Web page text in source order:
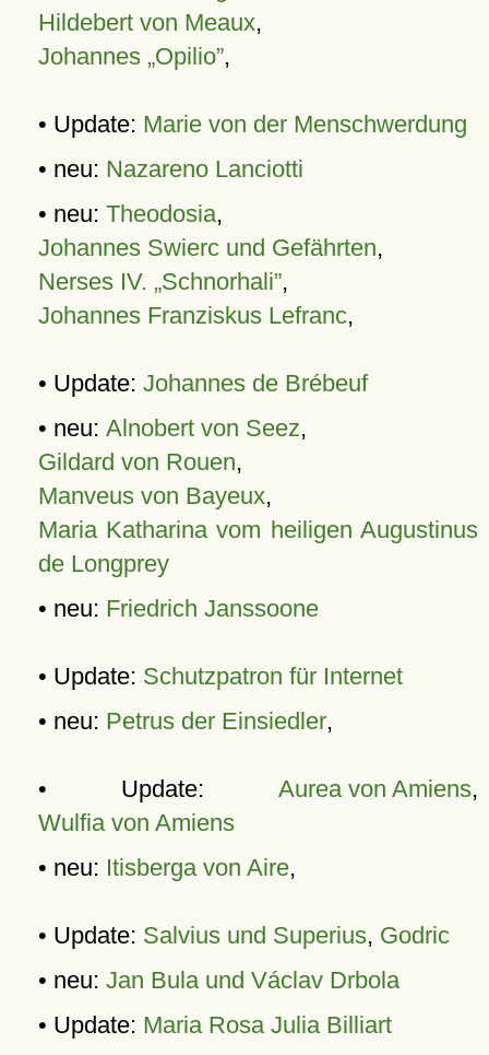
Hildebert von Meaux,
Johannes „Opilio”,
• Update: Marie von der Menschwerdung
• neu: Nazareno Lanciotti
• neu: Theodosia,
Johannes Swierc und Gefährten,
Nerses IV. „Schnorhali”,
Johannes Franziskus Lefranc,
• Update: Johannes de Brébeuf
• neu: Alnobert von Seez,
Gildard von Rouen,
Manveus von Bayeux,
Maria Katharina vom heiligen Augustinus
de Longprey
• neu: Friedrich Janssoone
• Update: Schutzpatron für Internet
• neu: Petrus der Einsiedler,
• Update: Aurea von Amiens,
Wulfia von Amiens
• neu: Itisberga von Aire,
• Update: Salvius und Superius, Godric
• neu: Jan Bula und Václav Drbola
• Update: Maria Rosa Julia Billiart